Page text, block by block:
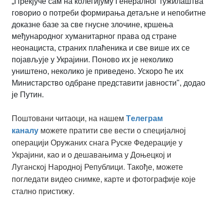
говорио о потреби формирања детаљне и непобитне
доказне базе за све гнусне злочине, кршења
међународног хуманитарног права од стране
неонациста, страних плаћеника и све више их се
појављује у Украјини. Поново их је неколико
уништено, неколико је приведено. Ускоро ће их
Министарство одбране представити јавности", додао
је Путин.
Поштовани читаоци, на нашем Tелеграм
каналу можете пратити све вести о специјалној
операцији Оружаних снага Руске Федерације у
Украјини, као и о дешавањима у Доњецкој и
Луганској Народној Републици. Такође, можете
погледати видео снимке, карте и фотографије које
стално пристижу.